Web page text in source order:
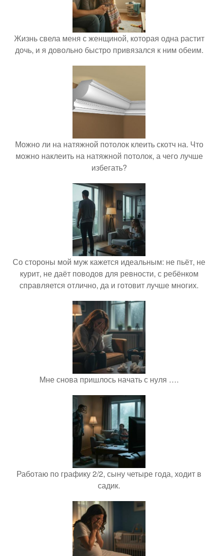
Жизнь свела меня с женщиной, которая одна растит
дочь, и я довольно быстро привязался к ним обеим.
Можно ли на натяжной потолок клеить скотч на. Что
можно наклеить на натяжной потолок, а чего лучше
избегать?
Со стороны мой муж кажется идеальным: не пьёт, не
курит, не даёт поводов для ревности, с ребёнком
справляется отлично, да и готовит лучше многих.
Мне снова пришлось начать с нуля ….
Работаю по графику 2/2, сыну четыре года, ходит в
садик.